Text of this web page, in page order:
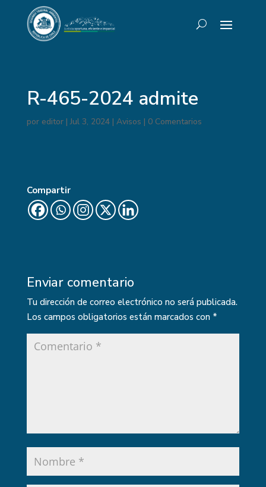
R-465-2024 admite
por editor|Jul 3, 2024| Avisos | 0 Comentarios
Compartir
Enviar comentario
Tu dirección de correo electrónico no será publicada.
Los campos obligatorios están marcados con *